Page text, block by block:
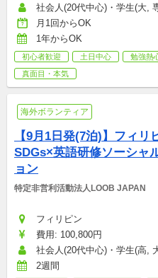
社会人(20代中心)・学生(大,
月1回からOK
1年からOK
初心者歓迎 土日中心 勉強熱
真面目・本気
海外ボランティア
【9月1日発(7泊)】フィリ
SDGs×英語研修ソーシャ
ョン
特定非営利活動法人LOOB JAPAN
フィリピン
費用: 100,800円
社会人(20代中心)・学生(高,
2週間